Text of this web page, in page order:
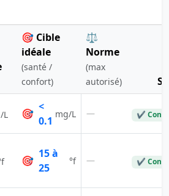
🎯 Cible
idéale
(santé /
confort)
⚖️
Norme
(max
autorisé)
L 🎯
<
0.1
mg/L — ✔
🎯
15 à
25
°f — ✔